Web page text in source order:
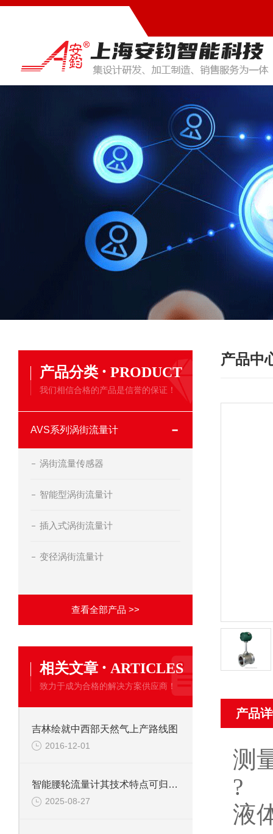
产品分类 · PRODUCT
我们相信合格的产品是信誉的保证！
AVS系列涡街流量计
涡街流量传感器
智能型涡街流量计
插入式涡街流量计
变径涡街流量计
查看全部产品 >>
相关文章 · ARTICLES
致力于成为合格的解决方案供应商！
吉林绘就中西部天然气上产路线图
2016-12-01
智能腰轮流量计其技术特点可归纳为以下核心优势
2025-08-27
产品中
产品
测
?
液